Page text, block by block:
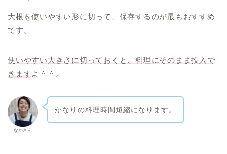
大根を使いやすい形に切って、保存するのが最もおすすめ
です。
使いやすい大きさに切っておくと、料理にそのまま投入で
きますよ＾＾。
なかさん
かなりの料理時間短縮になります。